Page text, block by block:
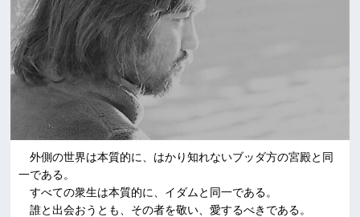
外側の世界は本質的に、はかり知れないブッダ方の宮殿と同
一である。
すべての衆生は本質的に、イダムと同一である。
誰と出会おうとも、その者を敬い、愛するべきである。